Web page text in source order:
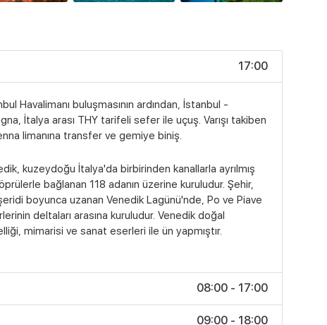
17:00
Havalimanı buluşmasının ardından, İstanbul -
İtalya arası THY tarifeli sefer ile uçuş. Varışı takiben
limanına transfer ve gemiye biniş.
kuzeydoğu İtalya'da birbirinden kanallarla ayrılmış
bağlanan 118 adanın üzerine kuruludur. Şehir,
şeridi boyunca uzanan Venedik Lagünü'nde, Po ve Piave
deltaları arasına kuruludur. Venedik doğal
mimarisi ve sanat eserleri ile ün yapmıştır.
08:00 - 17:00
09:00 - 18:00